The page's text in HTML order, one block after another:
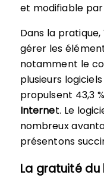
et modifiable par
Dans la
gérer les
notamment le
plusieurs
propulsent 43,3
Internet. Le
nombreux
présentons
La gratuité du